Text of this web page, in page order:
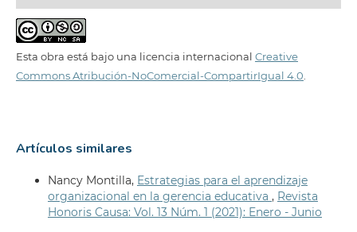
Esta obra está bajo una licencia internacional Creative
Commons Atribución-NoComercial-CompartirIgual 4.0
Artículos similares
Nancy Montilla, Estrategias para el aprendizaje
organizacional en la gerencia educativa , Revista
Honoris Causa: Vol. 13 Núm. 1 (2021): Enero - Junio